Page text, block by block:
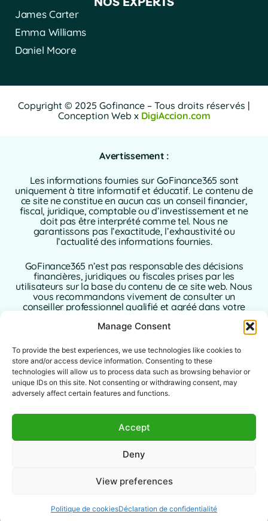
Manage Consent
To provide the best experiences, we use technologies like cookies to
store and/or access device information. Consenting to these
technologies will allow us to process data such as browsing behavior or
unique IDs on this site. Not consenting or withdrawing consent, may
adversely affect certain features and functions.
Accept
Deny
View preferences
Politique de cookiesDéclaration de confidentialité
James Carter
Emma Williams
Daniel Moore
Copyright © 2025 Gofinance – Tous droits réservés |
Conception Web x DigiAccion.com
Avertissement :
Les informations fournies sur GoFinance365 sont
uniquement à titre informatif et éducatif. Le contenu de
ce site ne constitue en aucun cas un conseil financier,
fiscal, juridique, comptable ou d’investissement et ne
doit pas être interprété comme tel. Nous ne
garantissons pas l’exactitude, l’exhaustivité ou
l’actualité des informations fournies.
GoFinance365 n’est pas responsable des décisions
financières, juridiques ou fiscales prises par les
utilisateurs sur la base du contenu de ce site web. Nous
vous recommandons vivement de consulter un
conseiller professionnel qualifié et agréé dans votre
concernant vos finances personnelles ou
L’utilisation de ce site web implique l’acceptation sans
réserve de la présente clause de non-responsabilité. Ni
GoFinance365, ni ses auteurs ou contributeurs
n’assument aucune responsabilité pour les dommages
des informations fournies.
ou être autorisés dans certaines juridictions. Il incombe
et l’applicabilité du contenu conformément à la
législation locale.